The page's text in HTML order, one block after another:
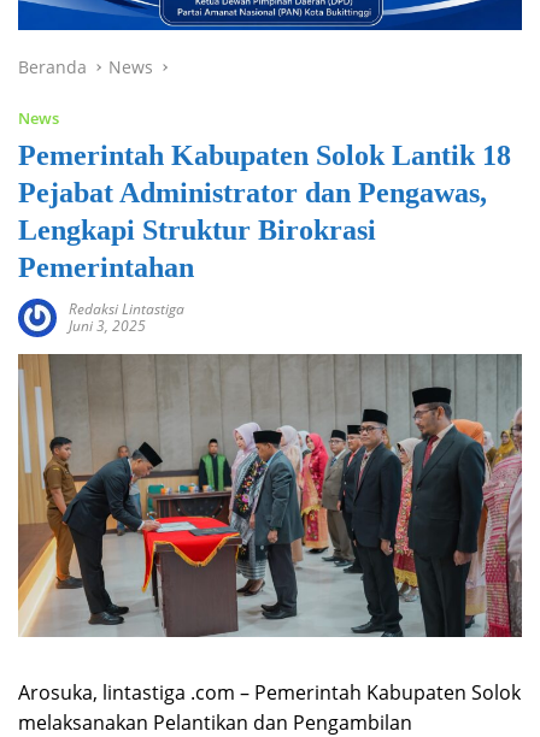
Beranda News
News
Pemerintah Kabupaten Solok Lantik 18
Pejabat Administrator dan Pengawas,
Lengkapi Struktur Birokrasi
Pemerintahan
Redaksi Lintastiga
Juni 3, 2025
Arosuka, lintastiga .com – Pemerintah Kabupaten Solok
melaksanakan Pelantikan dan Pengambilan